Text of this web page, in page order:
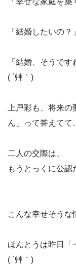
「結婚したいの
「結婚、そうで
( ´艸｀)
上戸彩も、将来
ん」って答えて
二人の交際は、
もうとっくに公認
こんな幸せそう
ほんとうは昨日「
( ´艸｀)